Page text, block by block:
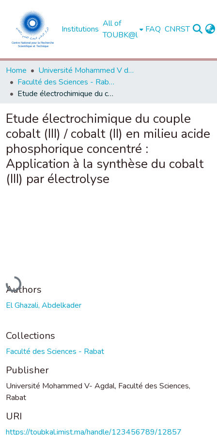
Institutions
All of
TOUBK@l
FAQ CNRST
Home
Université Mohammed V de Rabat
Faculté des Sciences - Rabat
Etude électrochimique du couple cobalt (III) / cobalt (II) en milieu acide phosphorique concentré : Application à la synthèse du cobalt (III) par électrolyse
Etude électrochimique du couple
cobalt (III) / cobalt (II) en milieu acide
phosphorique concentré :
Application à la synthèse du cobalt
(III) par électrolyse
Loading...
Authors
El Ghazali, Abdelkader
Collections
Faculté des Sciences - Rabat
Publisher
Université Mohammed V- Agdal, Faculté des Sciences,
Rabat
URI
https://toubkal.imist.ma/handle/123456789/12857